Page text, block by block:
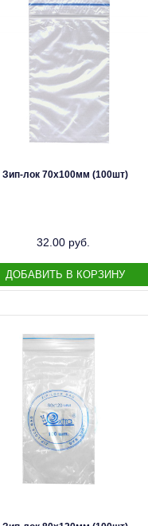
Зип-лок 70х100мм (100шт)
32.00 руб.